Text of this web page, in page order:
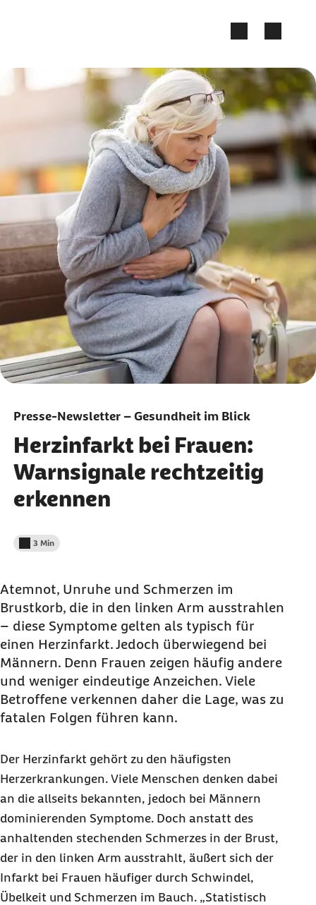
Presse-Newsletter – Gesundheit im Blick
Herzinfarkt bei Frauen:
Warnsignale rechtzeitig
erkennen
Lesedauer weniger als
3 Min
Atemnot, Unruhe und Schmerzen im
Brustkorb, die in den linken Arm ausstrahlen
– diese Symptome gelten als typisch für
einen Herzinfarkt. Jedoch überwiegend bei
Männern. Denn Frauen zeigen häufig andere
und weniger eindeutige Anzeichen. Viele
Betroffene verkennen daher die Lage, was zu
fatalen Folgen führen kann.
Der Herzinfarkt gehört zu den häufigsten
Herzerkrankungen. Viele Menschen denken dabei
an die allseits bekannten, jedoch bei Männern
dominierenden Symptome. Doch anstatt des
anhaltenden stechenden Schmerzes in der Brust,
der in den linken Arm ausstrahlt, äußert sich der
Infarkt bei Frauen häufiger durch Schwindel,
Übelkeit und Schmerzen im Bauch. „Statistisch